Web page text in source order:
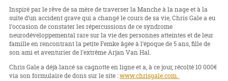
Inspiré par le rêve de sa mère de traverser la Manche à la nage et à la
suite d’un accident grave qui a changé le cours de sa vie, Chris Gale a eu
l’occasion de constater les répercussions de ce syndrome
neurodéveloppemental rare sur la vie des personnes atteintes et de leur
famille en rencontrant la petite Femke âgée à l’époque de 5 ans, fille de
son ami et aventurier de l’extrême Arjan Van Hal.
Chris Gale a déjà lancé sa cagnotte en ligne et a, à ce jour, récolté 10 000€
via son formulaire de dons sur le site :www.chrisgale.com.